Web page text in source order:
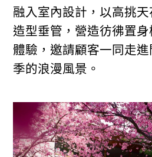
融入室內設計，以高挑
造型垂管，營造彷彿置
體驗，邀請顧客一同走
季的浪漫風景。